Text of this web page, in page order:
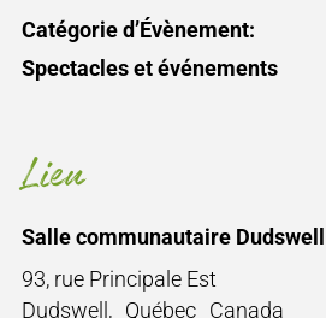
Catégorie d’Évènement:
Spectacles et événements
Lieu
Salle communautaire Dudswell
93, rue Principale Est
Dudswell , Québec Canada